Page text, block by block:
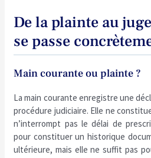
De la plainte au
se passe
Main courante ou plainte ?
La main courante enregistre une
procédure judiciaire. Elle ne
n’interrompt pas le délai de
pour constituer un historique
ultérieure, mais elle ne suffit pas